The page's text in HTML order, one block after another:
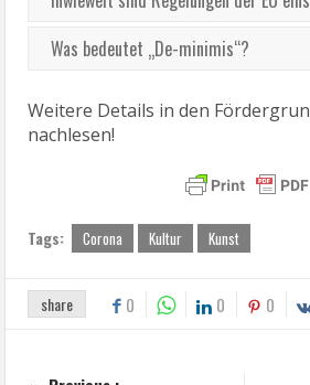
Deutschland“ und wird dies
Was bedeutet „De-minimis“?
Weitere Details in den
nachlesen!
Tags: Corona Kultur Kunst
share 0 0 0